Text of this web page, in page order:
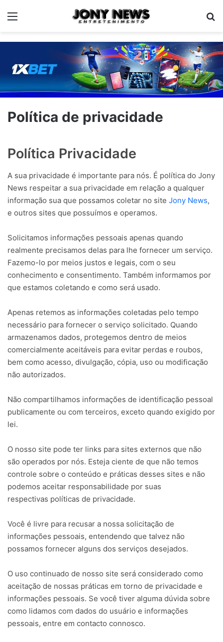
Menu
Política de privacidade
Política Privacidade
A sua privacidade é importante para nós. É política do Jony
News respeitar a sua privacidade em relação a qualquer
informação sua que possamos coletar no site Jony News,
e outros sites que possuímos e operamos.
Solicitamos informações pessoais apenas quando
realmente precisamos delas para lhe fornecer um serviço.
Fazemo-lo por meios justos e legais, com o seu
conhecimento e consentimento. Também informamos por
que estamos coletando e como será usado.
Apenas retemos as informações coletadas pelo tempo
necessário para fornecer o serviço solicitado. Quando
armazenamos dados, protegemos dentro de meios
comercialmente aceitáveis ​​para evitar perdas e roubos,
bem como acesso, divulgação, cópia, uso ou modificação
não autorizados.
Não compartilhamos informações de identificação pessoal
publicamente ou com terceiros, exceto quando exigido por
lei.
O nosso site pode ter links para sites externos que não
são operados por nós. Esteja ciente de que não temos
controle sobre o conteúdo e práticas desses sites e não
podemos aceitar responsabilidade por suas
respectivas políticas de privacidade.
Você é livre para recusar a nossa solicitação de
informações pessoais, entendendo que talvez não
possamos fornecer alguns dos serviços desejados.
O uso continuado de nosso site será considerado como
aceitação de nossas práticas em torno de privacidade e
informações pessoais. Se você tiver alguma dúvida sobre
como lidamos com dados do usuário e informações
pessoais, entre em contacto connosco.